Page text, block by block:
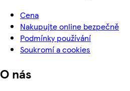
Cena
Nakupujte online bezpečně
Podmínky používání
Soukromí a cookies
O nás